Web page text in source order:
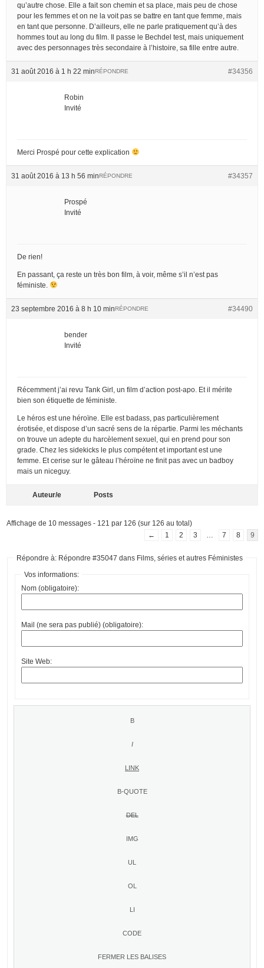
qu’autre chose. Elle a fait son chemin et sa place, mais peu de chose
pour les femmes et on ne la voit pas se battre en tant que femme, mais
en tant que personne. D’ailleurs, elle ne parle pratiquement qu’à des
hommes tout au long du film. Il passe le Bechdel test, mais uniquement
avec des personnages très secondaire à l’histoire, sa fille entre autre.
31 août 2016 à 1 h 22 min #34356
RÉPONDRE
Robin
Invité
Merci Prospé pour cette explication
31 août 2016 à 13 h 56 min #34357
RÉPONDRE
Prospé
Invité
De rien!
En passant, ça reste un très bon film, à voir, même s’il n’est pas
féministe.
23 septembre 2016 à 8 h 10 min #34490
RÉPONDRE
bender
Invité
Récemment j’ai revu Tank Girl, un film d’action post-apo. Et il mérite
bien son étiquette de féministe.
Le héros est une héroïne. Elle est badass, pas particulièrement
érotisée, et dispose d’un sacré sens de la répartie. Parmi les méchants
on trouve un adepte du harcèlement sexuel, qui en prend pour son
grade. Chez les sidekicks le plus compétent et important est une
femme. Et cerise sur le gâteau l’héroïne ne finit pas avec un badboy
mais un niceguy.
Auteur/e Posts
Affichage de 10 messages - 121 par 126 (sur 126 au total)
←
1 2 3 7 8 9
Répondre à: Répondre #35047 dans Films, séries et autres Féministes
Vos informations:
Nom (obligatoire):
Mail (ne sera pas publié) (obligatoire):
Site Web: